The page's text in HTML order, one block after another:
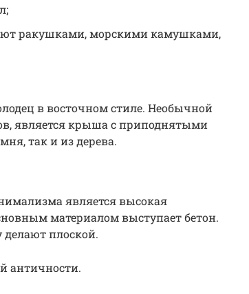
ракушками, морскими камушками,
в восточном стиле. Необычной
является крыша с приподнятыми
так и из дерева.
является высокая
материалом выступает бетон.
плоской.
античности.